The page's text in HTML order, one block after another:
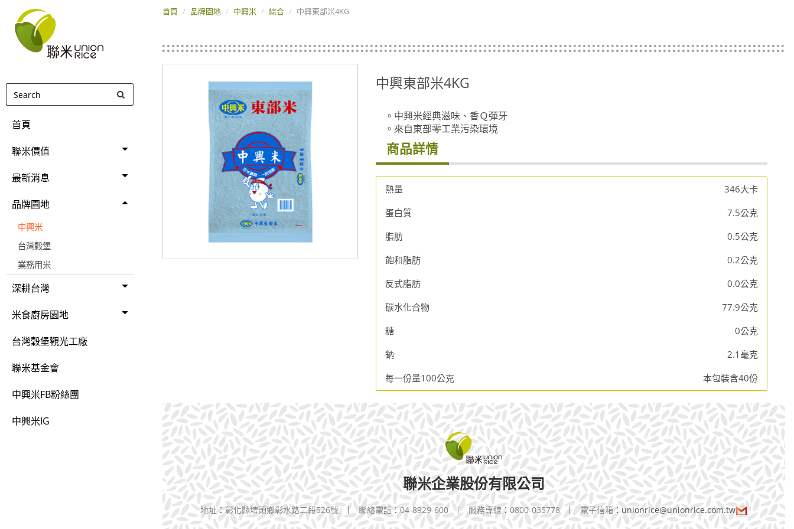
聯
米
業
股
份
有
限
公
司
首頁
聯米價值
最新消息
品牌園地
中興米
台灣穀堡
業務用米
深耕台灣
米食廚房園地
台灣穀堡觀光工廠
聯米基金會
中興米FB粉絲團
中興米IG
首頁 品牌園地 中興米 綜合 中興東部米4KG
中興東部米4KG
。中興米經典滋味、香Ｑ彈牙
。來自東部零工業污染環境
商品詳情
熱量
346大卡
蛋白質
7.5公克
脂肪
0.5公克
飽和脂肪
0.2公克
反式脂肪
0.0公克
碳水化合物
77.9公克
糖
0公克
鈉
2.1毫克
每一份量100公克
本包裝含40份
聯米企業股份有限公司
地址 ： 彰化縣埤頭鄉彰水路二段526號 聯絡電話 ： 04-8929-600 服務專線 ： 0800-035778 電子信箱 ： unionrice@unionrice.com.tw